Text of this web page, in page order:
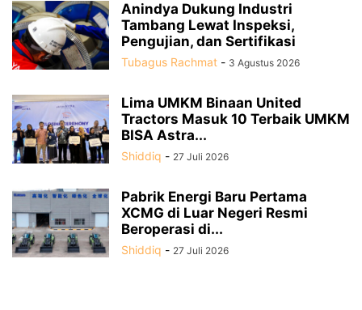
Anindya Dukung Industri
Tambang Lewat Inspeksi,
Pengujian, dan Sertifikasi
Tubagus Rachmat - 3 Agustus 2026
Lima UMKM Binaan United
Tractors Masuk 10 Terbaik UMKM
BISA Astra...
Shiddiq - 27 Juli 2026
Pabrik Energi Baru Pertama
XCMG di Luar Negeri Resmi
Beroperasi di...
Shiddiq - 27 Juli 2026